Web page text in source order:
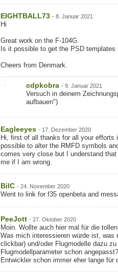
EIGHTBALL73 - 8. Januar 2021
Hi
Great work on the F-104G.
Is it possible to get the PSD
Cheers from Denmark.
cdpkobra - 9. Januar 2021
Versuch in deinem
aufbauen")
Eagleeyes - 17. Dezember 2020
Hi, first of all thanks for all your efforts
possible to alter the RMFD symbols
comes very close but I understand
me if I am wrong.
BilC - 24. November 2020
Went to link for f35 openbeta and
PeeJott - 27. Oktober 2020
Moin. Wollte auch hier mal für die
Was mich interessieren würde ist,
clickbar) und/oder Flugmodelle dazu
Flugmodellparameter schon
Entwickler schon immer eher lange für